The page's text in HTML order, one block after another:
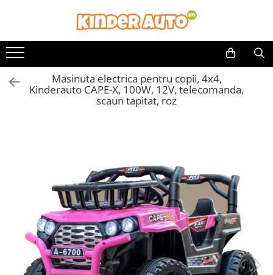
Toate Produsele
Produse in stoc
Masinute electrice
Motociclete electrice
Masinute electrice Mercedes
Masinute electrice tip SUV
Piese & Accesorii
Jucarii RC cu telecomanda
Masinuta electrica pentru copii, 4x4,
Kinderauto CAPE-X, 100W, 12V, telecomanda,
scaun tapitat, roz